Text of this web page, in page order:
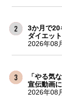
3か月で20
ダイエッ
2026年08
「やる気
宣伝動画
2026年08